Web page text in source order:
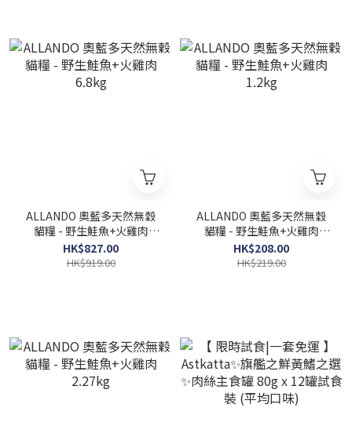
ALLANDO 奧藍多天然無穀
貓糧 - 野生鮭魚+火雞肉
6.8kg
HK$827.00
HK$919.00
ALLANDO 奧藍多天然無穀
貓糧 - 野生鮭魚+火雞肉
1.2kg
HK$208.00
HK$219.00